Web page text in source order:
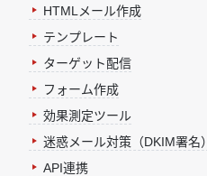
HTMLメール作成
テンプレート
ターゲット配信
フォーム作成
効果測定ツール
迷惑メール対策（DKIM署名）
API連携